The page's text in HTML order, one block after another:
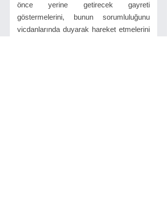
önce yerine getirecek gayreti
göstermelerini, bunun sorumluluğunu
vicdanlarında duyarak hareket etmelerini